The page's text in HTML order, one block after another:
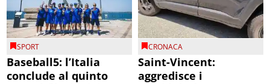
SPORT
Baseball5: l’Italia
conclude al quinto
CRONACA
Saint-Vincent:
aggredisce i